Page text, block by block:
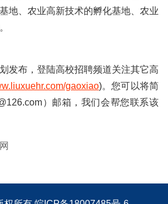
地、农业高新技术的孵化基地、农业
发布，登陆高校招聘频道关注其它高
gaoxiao)。您可以将简
）邮箱，我们会帮您联系该